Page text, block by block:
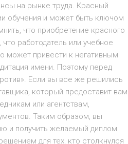
на рынке труда. Красный
обучения и может быть ключом
что приобретение красного
работодатель или учебное
может привести к негативным
имени. Поэтому перед
Если вы все же решились
который предоставит вам
или агентствам,
Таким образом, вы
и получить желаемый диплом
для тех, кто столкнулся